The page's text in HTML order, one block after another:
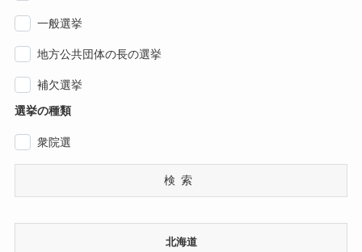
一般選挙
地方公共団体の長の選挙
補欠選挙
選挙の種類
衆院選
検索
北海道